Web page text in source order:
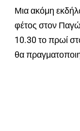
Μια ακόμη
φέτος στον
10.30 το πρωί
θα